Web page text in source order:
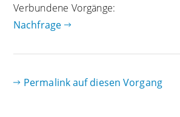
Verbundene Vorgänge:
Nachfrage
Permalink auf diesen Vorgang